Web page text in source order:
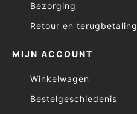
Bezorging
Retour en terugbetaling
MIJN ACCOUNT
Winkelwagen
Bestelgeschiedenis